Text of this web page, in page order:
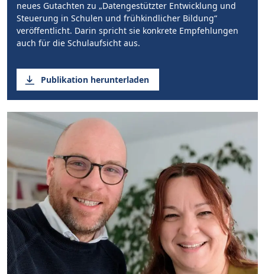
neues Gutachten zu „Datengestützter Entwicklung und
Steuerung in Schulen und frühkindlicher Bildung“
veröffentlicht. Darin spricht sie konkrete Empfehlungen
auch für die Schulaufsicht aus.
Publikation herunterladen